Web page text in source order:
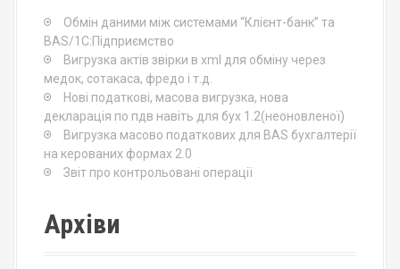
:
Обмін даними між системами “Клієнт-банк” та
BAS/1С:Підприємство
Вигрузка актів звірки в xml для обміну через
медок, сотакаса, фредо і т.д.
Нові податкові, масова вигрузка, нова
декларація по пдв навіть для бух 1.2(неоновленої)
Вигрузка масово податкових для BAS бухгалтерії
на керованих формах 2.0
Звіт про контрольовані операції
Архіви